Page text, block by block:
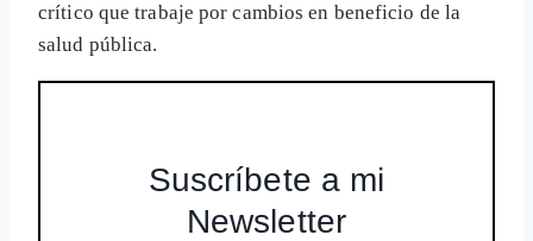
crítico que trabaje por cambios en beneficio de la
salud pública.
Suscríbete a mi
Newsletter